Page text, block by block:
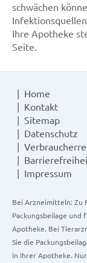
schwächen
Ihre Apotheke
Seite.
Home
Kontakt
Sitemap
Datenschutz
Impressum
Bei Arzneimitteln: Zu
Packungsbeilage
Apotheke. Bei
Sie die
in Ihrer Apotheke.